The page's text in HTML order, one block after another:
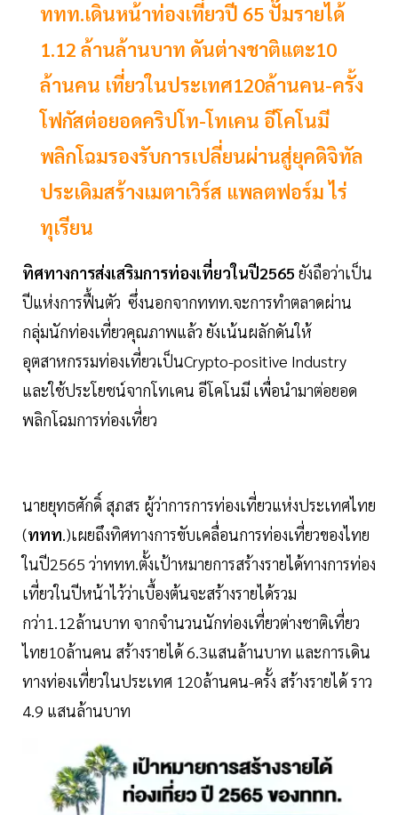
ททท.เดินหน้าท่องเที่ยวปี 65 ปั๊มรายได้
1.12 ล้านล้านบาท ดันต่างชาติแตะ10
ล้านคน เที่ยวในประเทศ120ล้านคน-ครั้ง
โฟกัสต่อยอดคริปโท-โทเคน อีโคโนมี
พลิกโฉมรองรับการเปลี่ยนผ่านสู่ยุคดิจิทัล
ประเดิมสร้างเมตาเวิร์ส แพลตฟอร์ม ไร่
ทุเรียน
ทิศทางการส่งเสริมการท่องเที่ยวในปี2565 ยังถือว่าเป็น
ปีแห่งการฟื้นตัว ซึ่งนอกจากททท.จะการทำตลาดผ่าน
กลุ่มนักท่องเที่ยวคุณภาพแล้ว ยังเน้นผลักดันให้
อุตสาหกรรมท่องเที่ยวเป็นCrypto-positive Industry
และใช้ประโยชน์จากโทเคน อีโคโนมี เพื่อนำมาต่อยอด
พลิกโฉมการท่องเที่ยว
นายยุทธศักดิ์ สุภสร ผู้ว่าการการท่องเที่ยวแห่งประเทศไทย
(ททท.)เผยถึงทิศทางการขับเคลื่อนการท่องเที่ยวของไทย
ในปี2565 ว่าททท.ตั้งเป้าหมายการสร้างรายได้ทางการท่อง
เที่ยวในปีหน้าไว้ว่าเบื้องต้นจะสร้างรายได้รวม
กว่า1.12ล้านบาท จากจำนวนนักท่องเที่ยวต่างชาติเที่ยว
ไทย10ล้านคน สร้างรายได้ 6.3แสนล้านบาท และการเดิน
ทางท่องเที่ยวในประเทศ 120ล้านคน-ครั้ง สร้างรายได้ ราว
4.9 แสนล้านบาท